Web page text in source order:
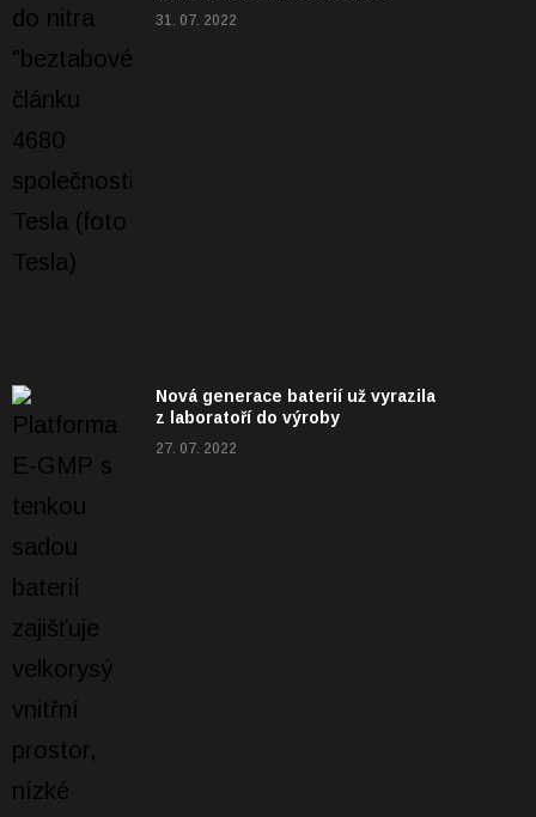
31. 07. 2022
Nová generace baterií už vyrazila
z laboratoří do výroby
27. 07. 2022